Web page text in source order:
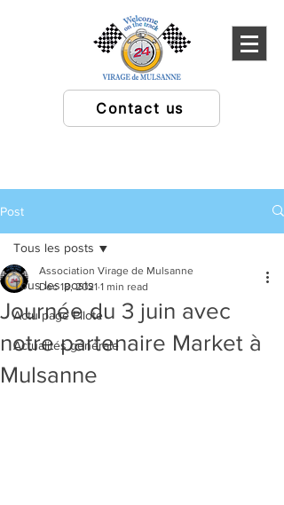
Contact us
Post
Tous les posts
Actu page Pilote
Actualités générale
Tous les posts
Journée du 3 juin avec
notre partenaire Market à
Mulsanne
Association Virage de Mulsanne
Dec 18, 2021 1 min read